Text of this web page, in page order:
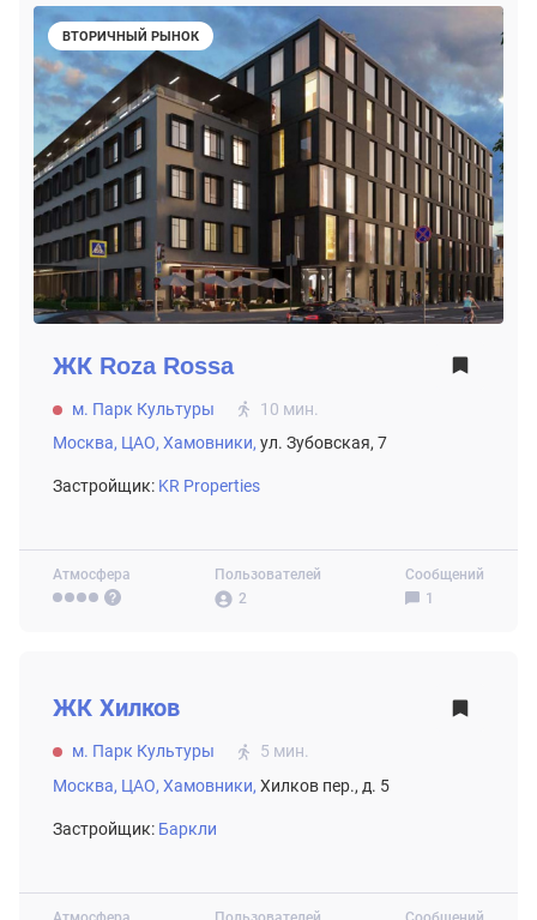
ВТОРИЧНЫЙ РЫНОК
Атмосфера
Пользователей
2
Сообщений
1
ЖК Roza Rossa
м. Парк Культуры
10 мин.
Москва, ЦАО, Хамовники, ул. Зубовская, 7
Застройщик: KR Properties
ЖК Хилков
м. Парк Культуры
5 мин.
Москва, ЦАО, Хамовники, Хилков пер., д. 5
Застройщик: Баркли